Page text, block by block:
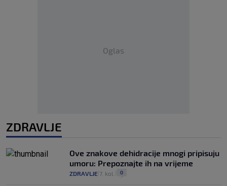
Oglas
ZDRAVLJE
Ove znakove dehidracije mnogi pripisuju
umoru: Prepoznajte ih na vrijeme
ZDRAVLJE 7. kol. 0